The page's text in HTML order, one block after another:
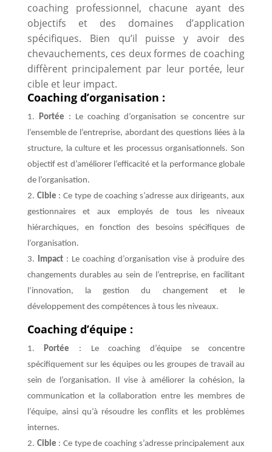
coaching professionnel, chacune ayant des
objectifs et des domaines d’application
spécifiques. Bien qu’il puisse y avoir des
chevauchements, ces deux formes de coaching
diffèrent principalement par leur portée, leur
cible et leur impact.
Coaching d’organisation :
Portée : Le coaching d’organisation se concentre sur
l’ensemble de l’entreprise, abordant des questions liées à la
structure, la culture et les processus organisationnels. Son
objectif est d’améliorer l’efficacité et la performance globale
de l’organisation.
Cible : Ce type de coaching s’adresse aux dirigeants, aux
gestionnaires et aux employés de tous les niveaux
hiérarchiques, en fonction des besoins spécifiques de
l’organisation.
Impact: Le coaching d’organisation vise à produire des
changements durables au sein de l’entreprise, en facilitant
l’innovation, la gestion du changement et le
développement des compétences à tous les niveaux.
Coaching d’équipe :
Portée : Le coaching d’équipe se concentre
spécifiquement sur les équipes ou les groupes de travail au
sein de l’organisation. Il vise à améliorer la cohésion, la
communication et la collaboration entre les membres de
l’équipe, ainsi qu’à résoudre les conflits et les problèmes
internes.
Cible : Ce type de coaching s’adresse principalement aux